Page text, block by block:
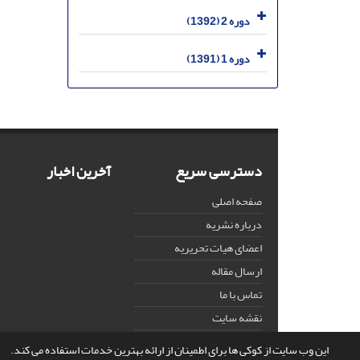
این وب سایت از کوکی ها برای اطمینان از ارائه بهترین خدمات استفاده می کند.
دوره 2 (1392)
دوره 1 (1391)
دسترسی سریع
صفحه اصلی
درباره نشریه
اعضای هیات تحریریه
ارسال مقاله
تماس با ما
نقشه سایت
آخرین اخبار